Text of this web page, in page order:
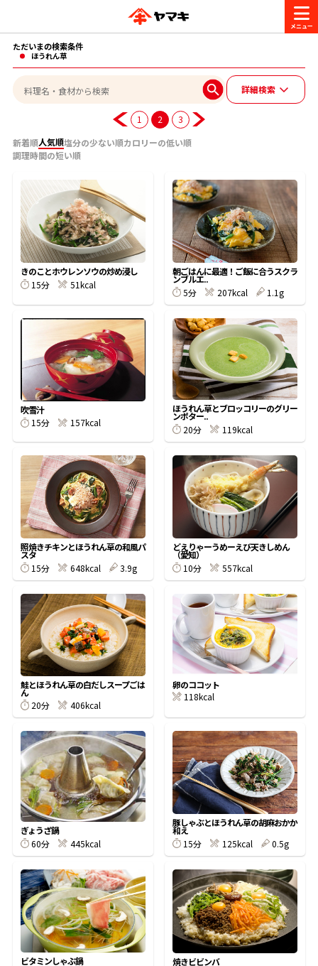
商品情報
ヤマキ『めんつゆ』 ヤマキ 割烹白だし
旨さ、別格。だし屋の鍋 韓福善シリーズ
サッと鍋® 楽チン鍋®
楽チン屋® ストレートつゆ
新鮮一番 『氷熟®』
レシピ
おいしいレシピを探す
おいしいレシピトップ
主食レシピ
主菜レシピ
時短レシピ
かつお節レシピ
めんつゆレシピ
割烹白だしレシピ
レシピ特設サイト
割烹白だしレシピ特集
だし巻き卵特集
かつおだしが決め手！簡単茶碗蒸し
かつお節・だしを楽しむ
かつお節・だしを知る
だしの取り方
かつお節の削り方
かつお節・だしをもっと知る
ヤマキ かつお節プラス®
だしコミュ
CM・キャンペーン
キャンペーン一覧
企業・採用情報
企業情報
- 百年対話
- ヤマキ かつお節プラス®
採用情報
- ジョブリターン制
お問い合わせ
ヤマキお客様相談室
オンラインショップ
コミュニティサイト
Global
ただいまの検索条件
ほうれん草
詳細検索
1 2
3
新着順人気順塩分の少ない順カロリーの低い順
調理時間の短い順
きのことホウレンソウの炒め浸し
15分
51kcal
朝ごはんに最適！ご飯に合うスクラ
ンブルエ..
5分
207kcal 1.1g
吹雪汁
15分
157kcal
ほうれん草とブロッコリーのグリー
ンポター..
20分
119kcal
照焼きチキンとほうれん草の和風パ
スタ
15分
648kcal 3.9g
どえりゃーうめーえび天きしめん
（愛知）
10分
557kcal
鮭とほうれん草の白だしスープごは
ん
20分
406kcal
卵のココット
118kcal
ぎょうざ鍋
60分
445kcal
豚しゃぶとほうれん草の胡麻おかか
和え
15分
125kcal 0.5g
ビタミンしゃぶ鍋
焼きビビンバ